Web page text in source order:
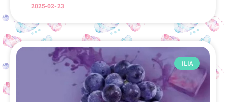
2025-02-23
ILIA